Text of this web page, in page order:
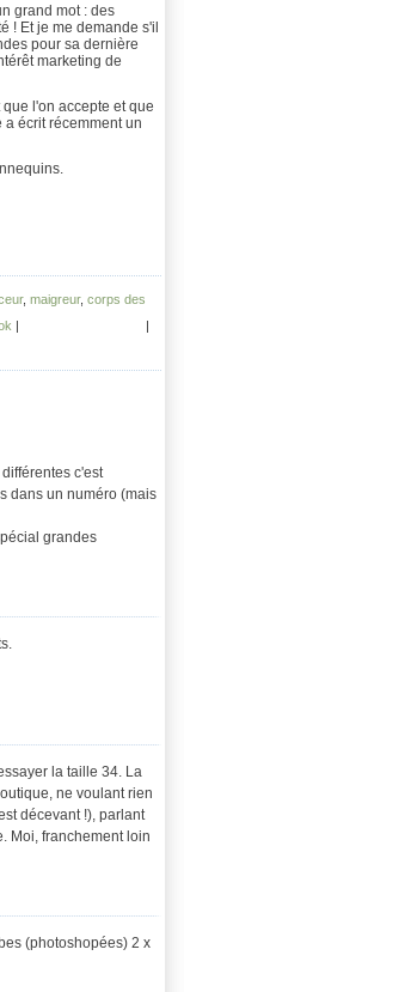
grand mot : des
! Et je me demande s'il
pour sa dernière
marketing de
l'on accepte et que
écrit récemment un
, maigreur, corps des
|
|
c'est
dans un numéro (mais
grandes
la taille 34. La
ne voulant rien
décevant !), parlant
Moi, franchement loin
(photoshopées) 2 x